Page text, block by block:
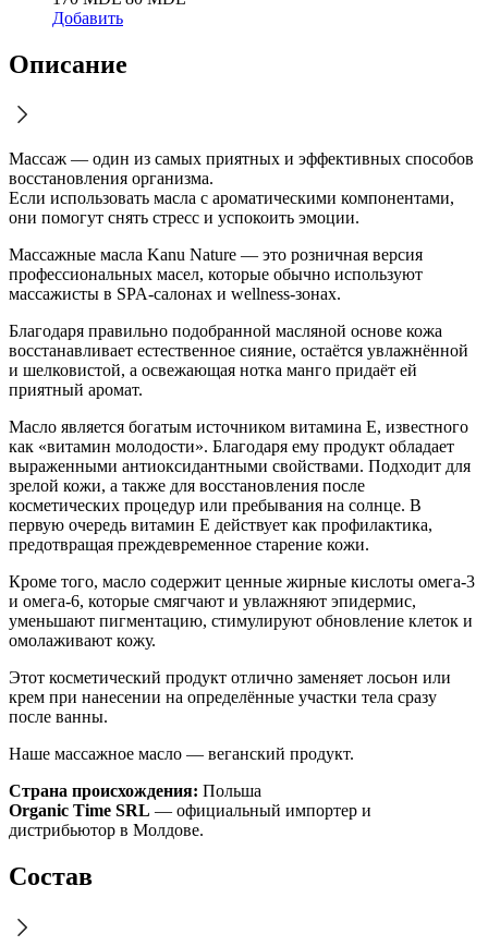
Добавить
Описание
Массаж — один из самых приятных и эффективных способов
восстановления организма.
Если использовать масла с ароматическими компонентами,
они помогут снять стресс и успокоить эмоции.
Массажные масла Kanu Nature — это розничная версия
профессиональных масел, которые обычно используют
массажисты в SPA-салонах и wellness-зонах.
Благодаря правильно подобранной масляной основе кожа
восстанавливает естественное сияние, остаётся увлажнённой
и шелковистой, а освежающая нотка манго придаёт ей
приятный аромат.
Масло является богатым источником витамина E, известного
как «витамин молодости». Благодаря ему продукт обладает
выраженными антиоксидантными свойствами. Подходит для
зрелой кожи, а также для восстановления после
косметических процедур или пребывания на солнце. В
первую очередь витамин E действует как профилактика,
предотвращая преждевременное старение кожи.
Кроме того, масло содержит ценные жирные кислоты омега-3
и омега-6, которые смягчают и увлажняют эпидермис,
уменьшают пигментацию, стимулируют обновление клеток и
омолаживают кожу.
Этот косметический продукт отлично заменяет лосьон или
крем при нанесении на определённые участки тела сразу
после ванны.
Наше массажное масло — веганский продукт.
Страна происхождения: Польша
Organic Time SRL — официальный импортер и
дистрибьютор в Молдове.
Состав